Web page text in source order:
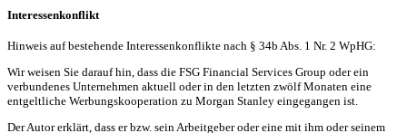
Interessenkonflikt
Hinweis auf bestehende Interessenkonflikte nach § 34b Abs. 1 Nr. 2 WpHG:
Wir weisen Sie darauf hin, dass die FSG Financial Services Group oder ein
verbundenes Unternehmen aktuell oder in den letzten zwölf Monaten eine
entgeltliche Werbungskooperation zu Morgan Stanley eingegangen ist.
Der Autor erklärt, dass er bzw. sein Arbeitgeber oder eine mit ihm oder seinem